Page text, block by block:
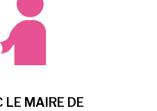
LE MAIRE DE